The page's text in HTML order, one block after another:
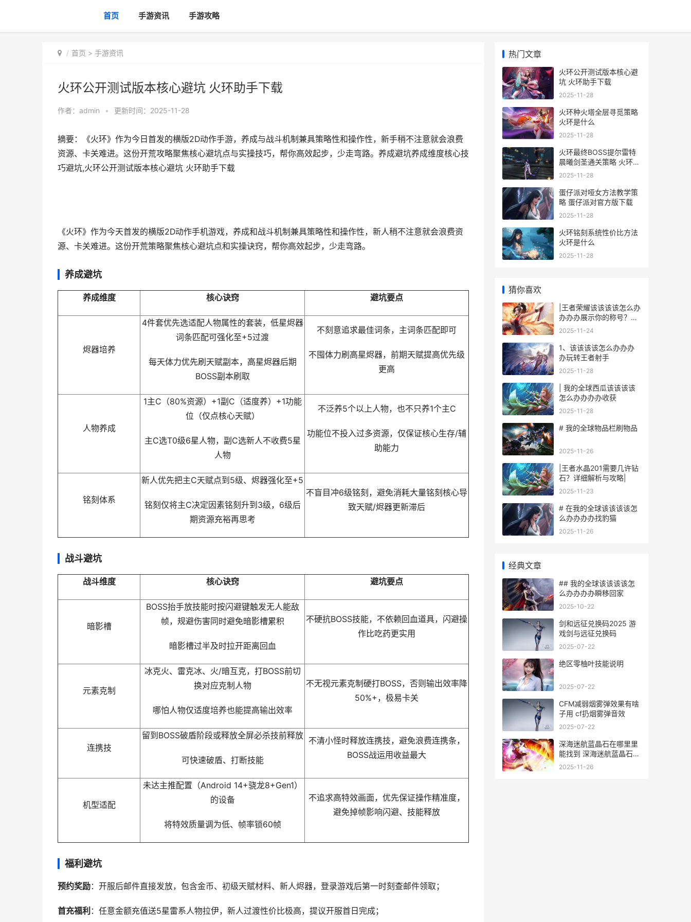
首页 手游资讯 手游攻略
首页 > 手游资讯
火环公开测试版本核心避坑 火环助手下载
作者： admin • 更新时间：2025-11-28
摘要：《火环》作为今日首发的横版2D动作手游，养成与战斗机制兼具策略性和操作性，新手稍不注意就会浪费
资源、卡关难进。这份开荒攻略聚焦核心避坑点与实操技巧，帮你高效起步，少走弯路。养成避坑养成维度核心技
巧避坑,火环公开测试版本核心避坑 火环助手下载
《火环》作为今天首发的横版2D动作手机游戏，养成和战斗机制兼具策略性和操作性，新人稍不注意就会浪费资
源、卡关难进。这份开荒策略聚焦核心避坑点和实操诀窍，帮你高效起步，少走弯路。
养成避坑
养成维度 核心诀窍 避坑要点
烬器培养
4件套优先选适配人物属性的套装，低星烬器
词条匹配可强化至+5过渡
每天体力优先刷天赋副本，高星烬器后期
BOSS副本刷取
不刻意追求最佳词条，主词条匹配即可
不囤体力刷高星烬器，前期天赋提高优先级
更高
人物养成
1主C（80%资源）+1副C（适度养）+1功能
位（仅点核心天赋）
主C选T0级6星人物，副C选新人不收费5星
人物
不泛养5个以上人物，也不只养1个主C
功能位不投入过多资源，仅保证核心生存/辅
助能力
铭刻体系
新人优先把主C天赋点到5级、烬器强化至+5
铭刻仅将主C决定因素铭刻升到3级，6级后
期资源充裕再思考
不盲目冲6级铭刻，避免消耗大量铭刻核心导
致天赋/烬器更新滞后
战斗避坑
战斗维度 核心诀窍 避坑要点
暗影槽
BOSS抬手放技能时按闪避键触发无人能敌
帧，规避伤害同时避免暗影槽累积
暗影槽过半及时拉开距离回血
不硬抗BOSS技能，不依赖回血道具，闪避操
作比吃药更实用
元素克制
冰克火、雷克冰、火/暗互克，打BOSS前切
换对应克制人物
哪怕人物仅适度培养也能提高输出效率
不无视元素克制硬打BOSS，否则输出效率降
50%+，极易卡关
连携技
留到BOSS破盾阶段或释放全屏必杀技前释放
可快速破盾、打断技能
不清小怪时释放连携技，避免浪费连携条，
BOSS战运用收益最大
机型适配
未达主推配置（Android 14+骁龙8+Gen1）
的设备
将特效质量调为低、帧率锁60帧
不追求高特效画面，优先保证操作精准度，
避免掉帧影响闪避、技能释放
福利避坑
预约奖励：开服后邮件直接发放，包含金币、初级天赋材料、新人烬器，登录游戏后第一时刻查邮件领取；
首充福利 ：任意金额充值送5星雷系人物拉伊，新人过渡性价比极高，提议开服首日完成；
热门文章
火环公开测试版本核心避
坑 火环助手下载
2025-11-28
火环种火塔全层寻觅策略
火环是什么
2025-11-28
火环最终BOSS提尔雷特
晨曦剑圣通关策略 火环理
论
2025-11-28
蛋仔派对哑女方法教学策
略 蛋仔派对官方版下载
2025-11-28
火环铭刻系统性价比方法
火环是什么
2025-11-28
猜你喜欢
|王者荣耀该该该该怎么办
办办办展示你的称号？游
戏称号显示全攻略|
2025-11-24
1、该该该该怎么办办办
办玩转王者射手
2025-11-28
| 我的全球西瓜该该该该
怎么办办办办收获
2025-11-28
# 我的全球物品栏刷物品
2025-11-26
|王者水晶201需要几许钻
石？详细解析与攻略|
2025-11-23
# 在我的全球该该该该怎
么办办办办找豹猫
2025-11-26
经典文章
## 我的全球该该该该怎
么办办办办瞬移回家
2025-10-22
剑和远征兑换码2025 游
戏剑与远征兑换码
2025-07-22
绝区零柚叶技能说明
2025-07-22
CFM减弱烟雾弹效果有啥
子用 cf扔烟雾弹音效
2025-07-22
深海迷航蓝晶石在哪里里
能找到 深海迷航蓝晶石怎
么采集
2025-11-26